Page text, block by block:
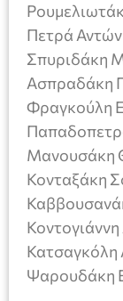
Πετρά
Σπυριδάκη
Ασπραδάκη
Φραγκούλη
Μανουσάκη
Κονταξάκη
Κατσαγκόλη
Ψαρουδάκη